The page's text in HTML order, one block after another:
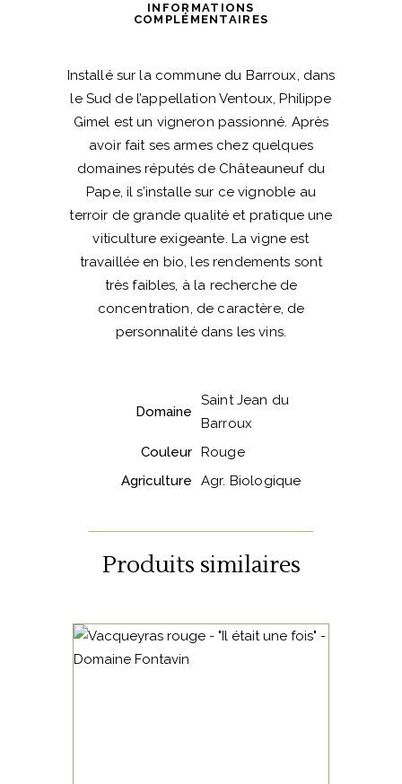
INFORMATIONS
COMPLÉMENTAIRES
Installé sur la commune du Barroux, dans
le Sud de l’appellation Ventoux, Philippe
Gimel est un vigneron passionné. Après
avoir fait ses armes chez quelques
domaines réputés de Châteauneuf du
Pape, il s’installe sur ce vignoble au
terroir de grande qualité et pratique une
viticulture exigeante. La vigne est
travaillée en bio, les rendements sont
très faibles, à la recherche de
concentration, de caractère, de
personnalité dans les vins.
Domaine
Saint Jean du
Barroux
Couleur Rouge
Agriculture
Agr. Biologique
Produits similaires
VALLÉE DU RHÔNE